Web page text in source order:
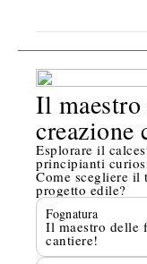
Il
creazione
Esplorare il
principianti
Come scegliere il
progetto edile?
Il maestro delle
cantiere!
Fognatura